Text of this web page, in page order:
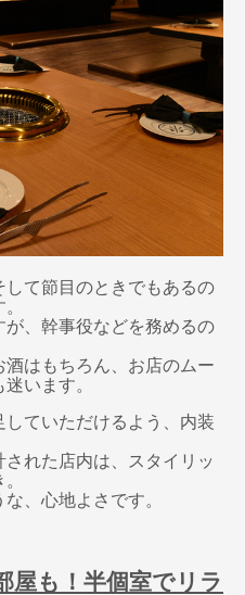
て節目のときでもあるの
、幹事役などを務めるの
はもちろん、お店のムー
います。
ていただけるよう、内装
れた店内は、スタイリッ
、心地よさです。
屋も！半個室でリラ